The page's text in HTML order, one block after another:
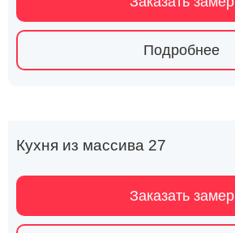
Подробнее
Кухня из массива 27
Заказать замер